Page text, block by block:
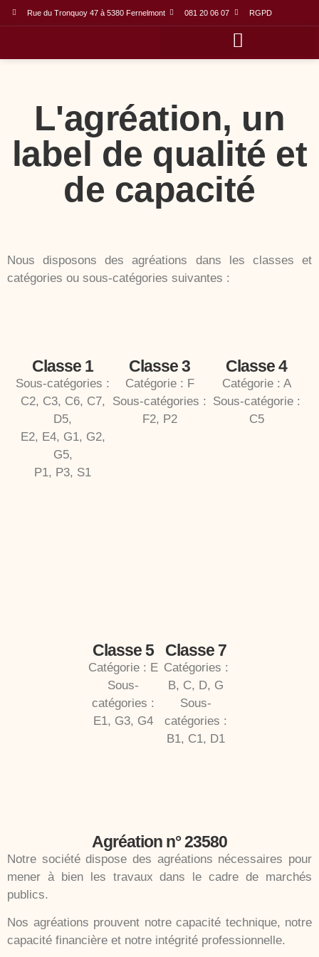
Rue du Tronquoy 47 à 5380 Fernelmont 081 20 06 07 RGPD
L'agréation, un
label de qualité et
de capacité
Nous disposons des agréations dans les classes et
catégories ou sous-catégories suivantes :
Classe 1
Sous-catégories :
C2, C3, C6, C7,
D5,
E2, E4, G1, G2,
G5,
P1, P3, S1
Classe 3
Catégorie : F
Sous-catégories :
F2, P2
Classe 4
Catégorie : A
Sous-catégorie :
C5
Classe 5
Catégorie : E
Sous-
catégories :
E1, G3, G4
Classe 7
Catégories :
B, C, D, G
Sous-
catégories :
B1, C1, D1
Agréation n° 23580
Notre société dispose des agréations nécessaires pour
mener à bien les travaux dans le cadre de marchés
publics.
Nos agréations prouvent notre capacité technique, notre
capacité financière et notre intégrité professionnelle.